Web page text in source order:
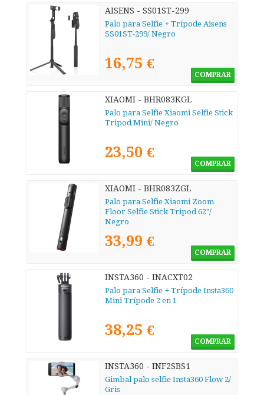
AISENS - SS01ST-299
Palo para Selfie + Trípode Aisens
SS01ST-299/ Negro
16,75 €
COMPRAR
XIAOMI - BHR083KGL
Palo para Selfie Xiaomi Selfie Stick
Tripod Mini/ Negro
23,50 €
COMPRAR
XIAOMI - BHR083ZGL
Palo para Selfie Xiaomi Zoom
Floor Selfie Stick Tripod 62"/
Negro
33,99 €
COMPRAR
INSTA360 - INACXT02
Palo para Selfie + Trípode Insta360
Mini Trípode 2 en 1
38,25 €
COMPRAR
INSTA360 - INF2SBS1
Gimbal palo selfie Insta360 Flow 2/
Gris